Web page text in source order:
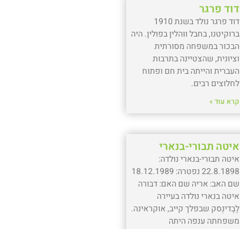
דוד פרגר
דוד פרגר נולד בשנת 1910
ברוקיטנו, בחבל ווהלין בפולין. היה
הבכור במשפחה מסורתית
וציונית, שהצטיינה בתרבות
העברית והייתה בית חם ופתוח
לחלוצים רבים.
קרא עוד »
איטה תבורי-בנארי
איטה תבורי-בנארי נולדה:
22.8.1898 נפטרה: 18.12.1989
שם האב: אריה שם האם: דבורה
איטה בנארי נולדה בעיירה
לֶבֶדינְסק שבפלך קייב, אוקראינה.
משפחתה ענפה היתה